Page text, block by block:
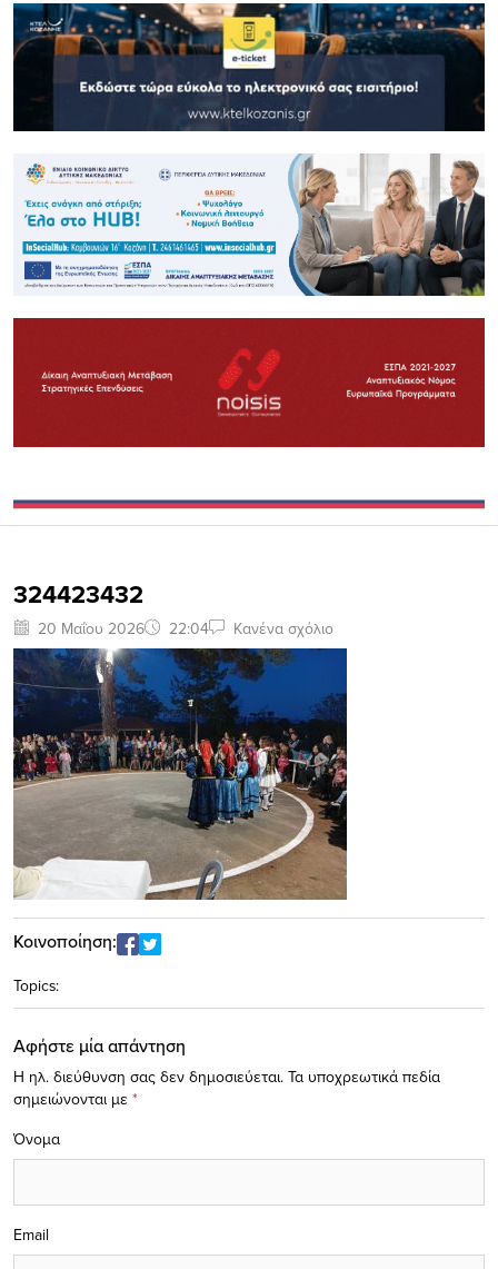
324423432
20 Μαΐου 2026 22:04 Κανένα σχόλιο
Κοινοποίηση:
Topics:
Αφήστε μία απάντηση
Η ηλ. διεύθυνση σας δεν δημοσιεύεται. Τα υποχρεωτικά πεδία
σημειώνονται με *
Όνομα
Email